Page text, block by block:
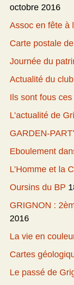
octobre 2016
Assoc en fête à
Carte postale
Journée du
Actualité du
Ils sont fous
L’actualité de
GARDEN-
Eboulement
L’Homme et la
Oursins du BP
GRIGNON :
2016
La vie en
Cartes
Le passé de